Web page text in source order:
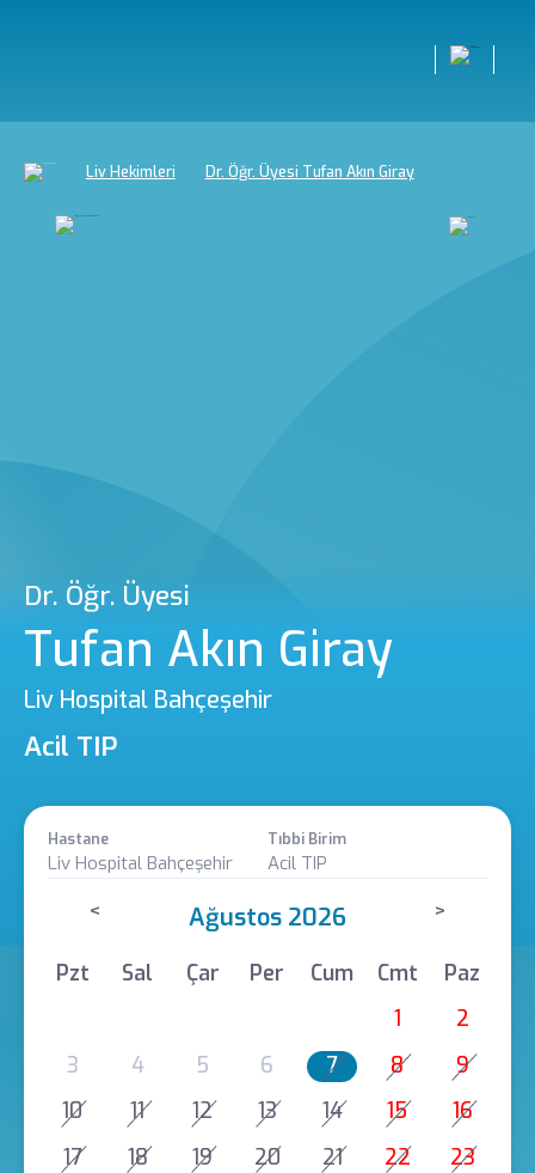
Liv Hekimleri Dr. Öğr. Üyesi Tufan Akın Giray
Dr. Öğr. Üyesi
Tufan Akın Giray
Liv Hospital Bahçeşehir
Acil TIP
Hastane
Liv Hospital Bahçeşehir
Tıbbi Birim
Acil TIP
< Ağustos 2026 >
Pzt Sal Çar Per Cum Cmt
Paz
1
2
3
4 5 6 7 8
9
10
11 12 13 14 15
16
17
18 19 20 21 22
23